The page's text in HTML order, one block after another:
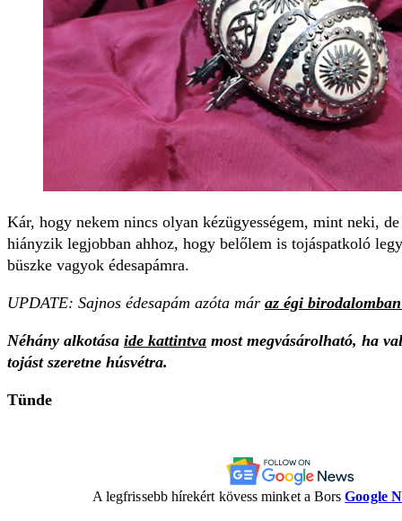
Kár, hogy nekem nincs olyan kézügyességem, mint neki,
hiányzik legjobban ahhoz, hogy belőlem is tojáspatkoló
büszke vagyok édesapámra.
UPDATE: Sajnos édesapám azóta már az égi
Néhány alkotása ide kattintva most megvásárolható, ha
tojást szeretne húsvétra.
Tünde
A legfrissebb hírekért kövess minket a BorsGoogle